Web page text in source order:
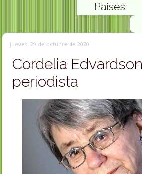
Paises
jueves, 29 de octubre de 2020
Cordelia Edvardson
periodista